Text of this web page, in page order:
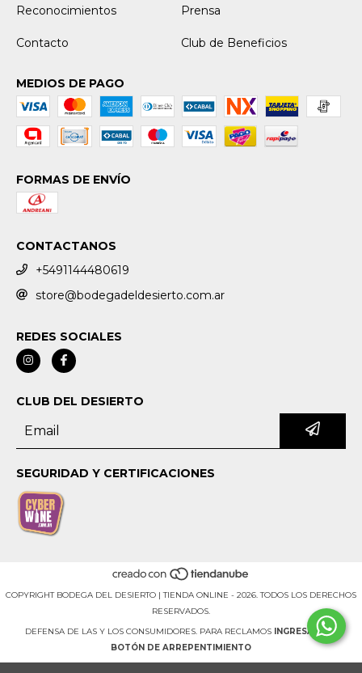
Reconocimientos Prensa
Contacto Club de Beneficios
MEDIOS DE PAGO
FORMAS DE ENVÍO
CONTACTANOS
+5491144480619
store@bodegadeldesierto.com.ar
REDES SOCIALES
CLUB DEL DESIERTO
SEGURIDAD Y CERTIFICACIONES
COPYRIGHT BODEGA DEL DESIERTO | TIENDA ONLINE - 2026. TODOS LOS DERECHOS
RESERVADOS.
DEFENSA DE LAS Y LOS CONSUMIDORES. PARA RECLAMOS
INGRESÁ ACÁ.
BOTÓN DE ARREPENTIMIENTO